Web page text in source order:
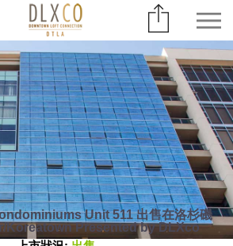
Unit 511 出售在洛杉磯
Koreatown Presented by DLXco